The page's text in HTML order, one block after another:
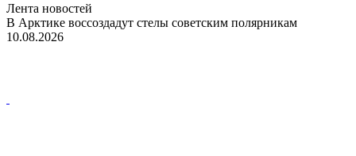
Лента новостей
В Арктике воссоздадут стелы советским полярникам
10.08.2026